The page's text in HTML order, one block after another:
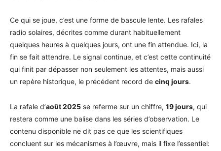
Ce qui se joue, c’est une forme de bascule lente. Les rafales
radio solaires, décrites comme durant habituellement
quelques heures à quelques jours, ont une fin attendue. Ici, la
fin se fait attendre. Le signal continue, et c’est cette continuité
qui finit par dépasser non seulement les attentes, mais aussi
un repère historique, le précédent record de cinq jours.
La rafale d’août 2025 se referme sur un chiffre, 19 jours, qui
restera comme une balise dans les séries d’observation. Le
contenu disponible ne dit pas ce que les scientifiques
concluent sur les mécanismes à l’œuvre, mais il fixe l’essentiel: